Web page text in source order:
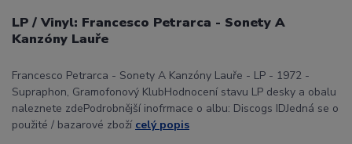
LP / Vinyl: Francesco Petrarca - Sonety A
Kanzóny Lauře
Francesco Petrarca - Sonety A Kanzóny Lauře - LP - 1972 -
Supraphon, Gramofonový KlubHodnocení stavu LP desky a obalu
naleznete zdePodrobnější inofrmace o albu: Discogs IDJedná se o
použité / bazarové zboží celý popis